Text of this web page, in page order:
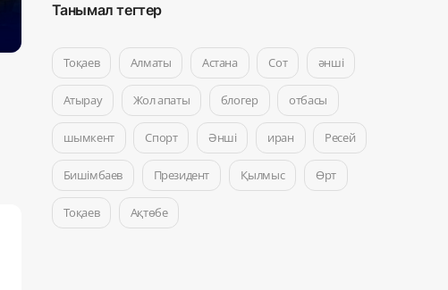
Танымал тегтер
Тоқаев Алматы Астана Сот әнші
Атырау Жол апаты блогер отбасы
шымкент Спорт Әнші иран Ресей
Бишімбаев Президент Қылмыс Өрт
Тоқаев Ақтөбе